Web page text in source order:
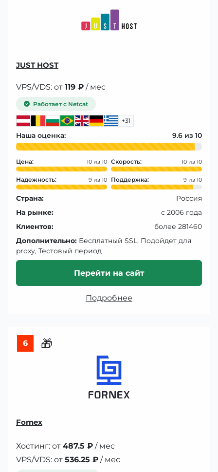
JUST HOST
VPS/VDS: от 119 ₽ / мес
Работает с Netcat
+31
Наша оценка: 9.6
Цена: 10 Скорость: 10
Надежность: 9 Поддержка: 9
Страна:
Россия
На рынке:
с 2006 года
Клиентов:
более 281460
Дополнительно: Бесплатный SSL, Подойдет для
proxy, Тестовый период
Перейти на сайт
Подробнее
6 🎁
Fornex
Хостинг: от 487.5 ₽ / мес
VPS/VDS: от 536.25 ₽ / мес